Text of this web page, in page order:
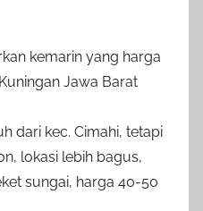
kemarin yang harga
Jawa Barat
dari kec. Cimahi, tetapi
lokasi lebih bagus,
sungai, harga 40-50